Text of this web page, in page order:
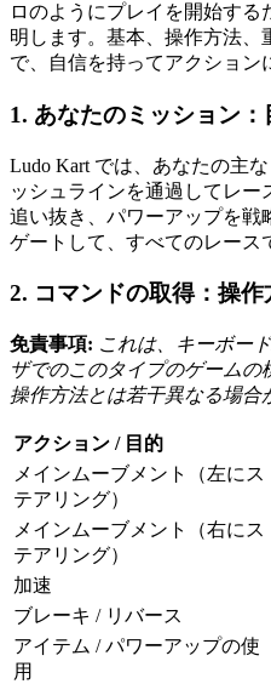
ロのようにプレイを開始す
明します。基本、操作方法
で、自信を持ってアクション
1. あなたのミッション：
Ludo Kart では、あなたの主
ッシュラインを通過してレ
追い抜き、パワーアップを戦
ゲートして、すべてのレース
2. コマンドの取得：操作
免責事項: これは、キーボー
ザでのこのタイプのゲーム
操作方法とは若干異なる場合
アクション / 目的
メインムーブメント（左にス
テアリング）
メインムーブメント（右にス
テアリング）
加速
ブレーキ / リバース
アイテム / パワーアップの使
用